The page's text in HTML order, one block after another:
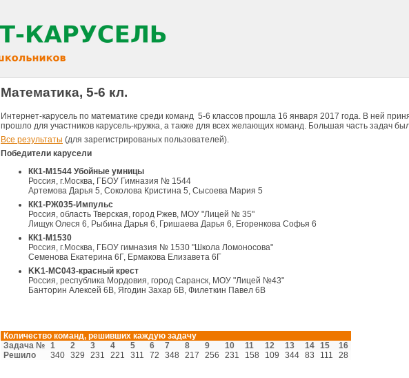
Математика, 5-6 кл.
Интернет-карусель по математике среди команд 5-6 классов прошла 16 января 2017 года. В ней
прошло для участников карусель-кружка, а также для всех желающих команд. Большая часть задач
Все результаты (для зарегистрированых пользователей).
Победители карусели
КК1-М1544 Убойные умницы
Россия, г.Москва, ГБОУ Гимназия № 1544
Артемова Дарья 5, Соколова Кристина 5, Сысоева Мария 5
КК1-РЖ035-Импульс
Россия, область Тверская, город Ржев, МОУ "Лицей № 35"
Лищук Олеся 6, Рыбина Дарья 6, Гришаева Дарья 6, Егоренкова Софья 6
КК1-М1530
Россия, г.Москва, ГБОУ гимназия № 1530 "Школа Ломоносова"
Семенова Екатерина 6Г, Ермакова Елизавета 6Г
KK1-MC043-красный крест
Россия, республика Мордовия, город Саранск, МОУ "Лицей №43"
Банторин Алексей 6В, Ягодин Захар 6В, Филеткин Павел 6В
Количество команд, решивших каждую задачу
Задача № 1 2 3 4 5 6 7 8 9 10 11 12 13 14 15
16
Решило
340 329 231 221 311 72 348 217 256 231 158 109 344 83 111 28